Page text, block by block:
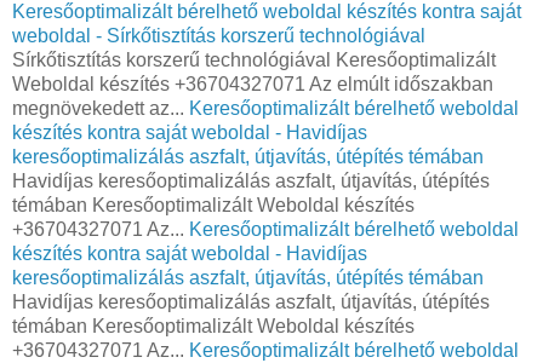
Keresőoptimalizált bérelhető weboldal készítés kontra saját
weboldal - Sírkőtisztítás korszerű technológiával
Sírkőtisztítás korszerű technológiával Keresőoptimalizált
Weboldal készítés +36704327071 Az elmúlt időszakban
megnövekedett az... Keresőoptimalizált bérelhető weboldal
készítés kontra saját weboldal - Havidíjas
keresőoptimalizálás aszfalt, útjavítás, útépítés témában
Havidíjas keresőoptimalizálás aszfalt, útjavítás, útépítés
témában Keresőoptimalizált Weboldal készítés
+36704327071 Az... Keresőoptimalizált bérelhető weboldal
készítés kontra saját weboldal - Havidíjas
keresőoptimalizálás aszfalt, útjavítás, útépítés témában
Havidíjas keresőoptimalizálás aszfalt, útjavítás, útépítés
témában Keresőoptimalizált Weboldal készítés
+36704327071 Az... Keresőoptimalizált bérelhető weboldal